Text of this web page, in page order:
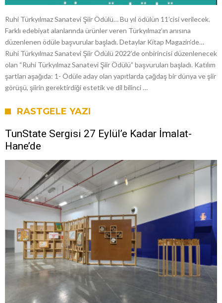
Ruhi Türkyılmaz Sanatevi Şiir Ödülü… Bu yıl ödülün 11’cisi verilecek.
Farklı edebiyat alanlarında ürünler veren Türkyılmaz’ın anısına
düzenlenen ödüle başvurular başladı. Detaylar Kitap Magazin‘de…
Ruhi Türkyılmaz Sanatevi Şiir Ödülü 2022’de onbirincisi düzenlenecek
olan “Ruhi Türkyılmaz Sanatevi Şiir Ödülü” başvuruları başladı. Katılım
şartları aşağıda: 1- Ödüle aday olan yapıtlarda çağdaş bir dünya ve şiir
görüşü, şiirin gerektirdiği estetik ve dil bilinci …
RASTGELE YAZI
TunState Sergisi 27 Eylül’e Kadar İmalat-
Hane’de